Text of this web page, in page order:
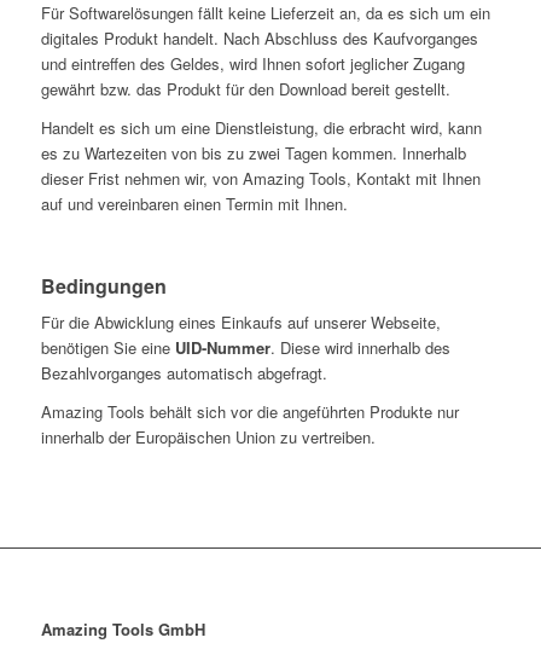
Für Softwarelösungen fällt keine Lieferzeit an, da es sich um ein
digitales Produkt handelt. Nach Abschluss des Kaufvorganges
und eintreffen des Geldes, wird Ihnen sofort jeglicher Zugang
gewährt bzw. das Produkt für den Download bereit gestellt.
Handelt es sich um eine Dienstleistung, die erbracht wird, kann
es zu Wartezeiten von bis zu zwei Tagen kommen. Innerhalb
dieser Frist nehmen wir, von Amazing Tools, Kontakt mit Ihnen
auf und vereinbaren einen Termin mit Ihnen.
Bedingungen
Für die Abwicklung eines Einkaufs auf unserer Webseite,
benötigen Sie eine UID-Nummer. Diese wird innerhalb des
Bezahlvorganges automatisch abgefragt.
Amazing Tools behält sich vor die angeführten Produkte nur
innerhalb der Europäischen Union zu vertreiben.
Amazing Tools GmbH